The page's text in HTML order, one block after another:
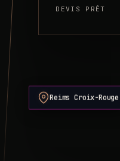
DEVIS PRÊT
Reims Croix-Rouge